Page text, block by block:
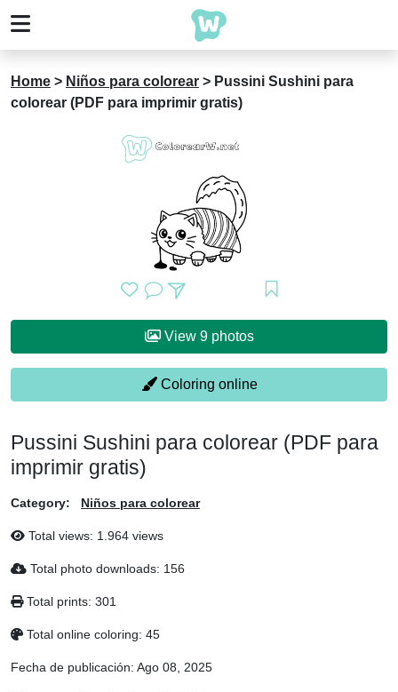
Home > Niños para colorear > Pussini Sushini para
colorear (PDF para imprimir gratis)
View 9 photos
Coloring online
Pussini Sushini para colorear (PDF para
imprimir gratis)
Category: Niños para colorear
Total views: 1.964 views
Total photo downloads: 156
Total prints: 301
Total online coloring: 45
Fecha de publicación: Ago 08, 2025